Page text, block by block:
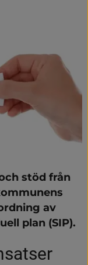
stöd från
av
plan (SIP).